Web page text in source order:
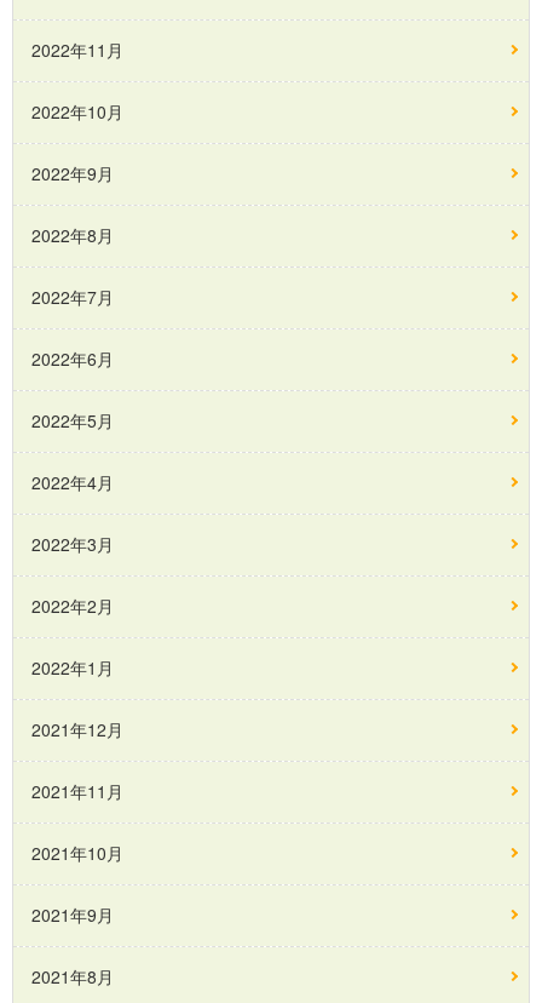
2022年11月
2022年10月
2022年9月
2022年8月
2022年7月
2022年6月
2022年5月
2022年4月
2022年3月
2022年2月
2022年1月
2021年12月
2021年11月
2021年10月
2021年9月
2021年8月